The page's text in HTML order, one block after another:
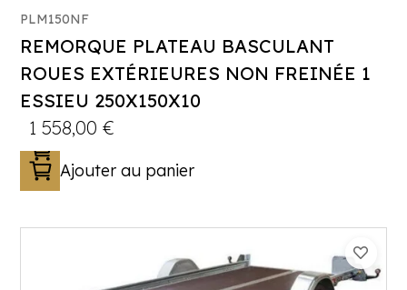
Catégorie :Porte-engin
PTAC :500
Poids à vide (kg) :203
Longueur utile (mm) :
Plancher :
PLM150NF
REMORQUE PLATEAU BASCULANT
ROUES EXTÉRIEURES NON FREINÉE 1
ESSIEU 250X150X10
1 558,00€
Ajouter au panier